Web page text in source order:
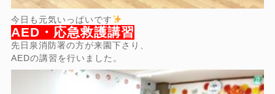
今日も元気いっぱいです
AED・応急救護講習
先日泉消防署の方が来園下さり、
AEDの講習を行いました。